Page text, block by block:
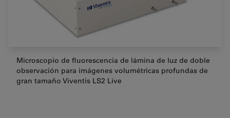
Microscopio de fluorescencia de lámina de luz de doble
observación para imágenes volumétricas profundas de
gran tamaño Viventis LS2 Live